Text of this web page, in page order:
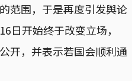
范围，于是再度引发舆论
日开始终于改变立场，
开，并表示若国会顺利通